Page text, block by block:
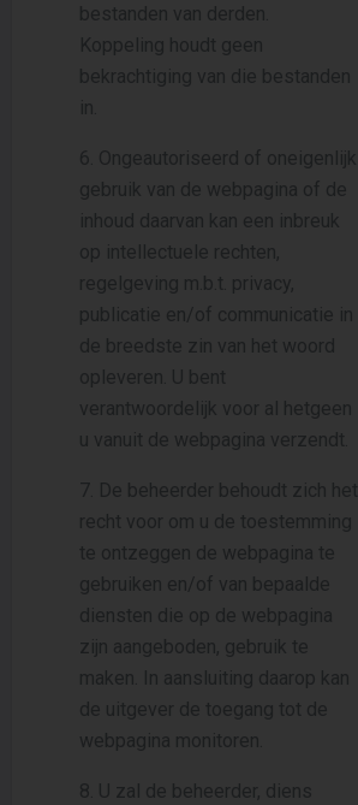
bestanden van derden.
Koppeling houdt geen
bekrachtiging van die bestanden
in.
6. Ongeautoriseerd of oneigenlijk
gebruik van de webpagina of de
inhoud daarvan kan een inbreuk
op intellectuele rechten,
regelgeving m.b.t. privacy,
publicatie en/of communicatie in
de breedste zin van het woord
opleveren. U bent
verantwoordelijk voor al hetgeen
u vanuit de webpagina verzendt.
7. De beheerder behoudt zich het
recht voor om u de toestemming
te ontzeggen de webpagina te
gebruiken en/of van bepaalde
diensten die op de webpagina
zijn aangeboden, gebruik te
maken. In aansluiting daarop kan
de uitgever de toegang tot de
webpagina monitoren.
8. U zal de beheerder, diens